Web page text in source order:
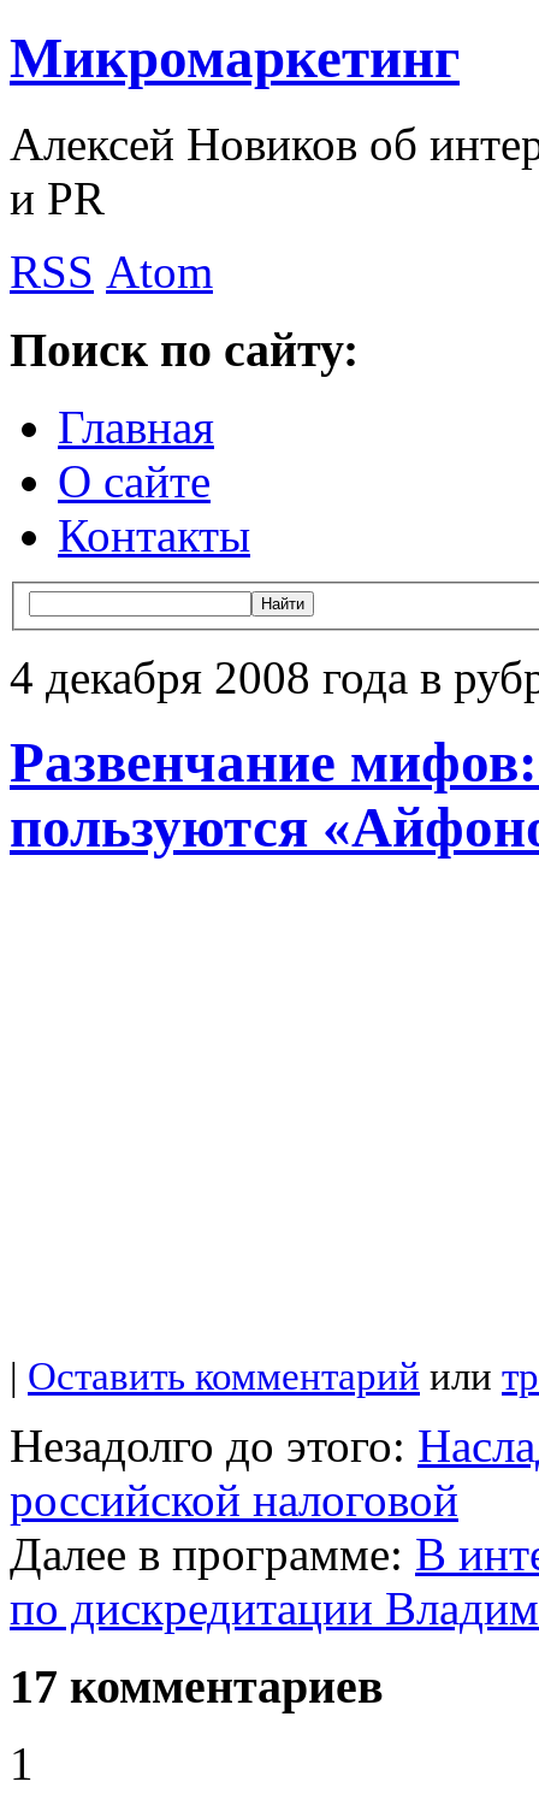
Микромаркетинг
Алексей Новиков об
и PR
RSS Atom
Поиск по сайту:
Главная
О сайте
Контакты
4 декабря 2008 года в
Развенчание
пользуются
| Оставить комментарий или
Незадолго до этого:
российской налоговой
Далее в программе: В
по дискредитации
17 комментариев
1